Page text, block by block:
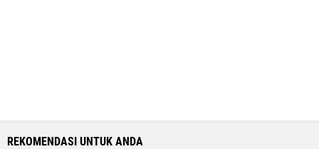
REKOMENDASI UNTUK ANDA